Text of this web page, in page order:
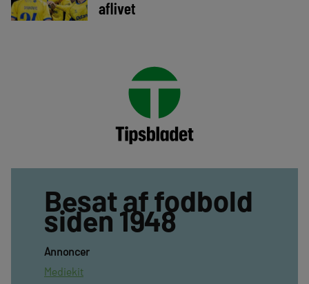
aflivet
Besat af fodbold
siden 1948
Annoncer
Mediekit